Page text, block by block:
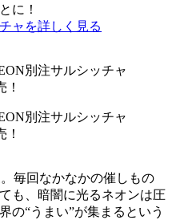
に！
ャを詳しく見る
毎回なかなかの催しもの
も、暗闇に光るネオンは圧
の“うまい”が集まるという